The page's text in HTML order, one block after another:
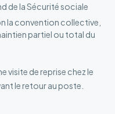
de la Sécurité sociale
la convention collective,
partiel ou total du
visite de reprise chez le
le retour au poste.